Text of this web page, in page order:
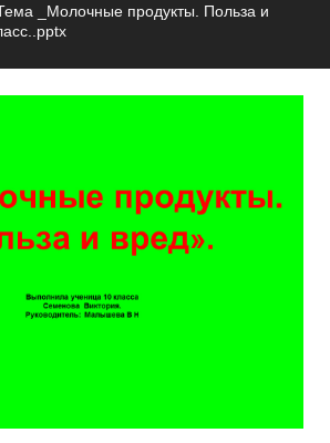
_Молочные продукты. Польза и